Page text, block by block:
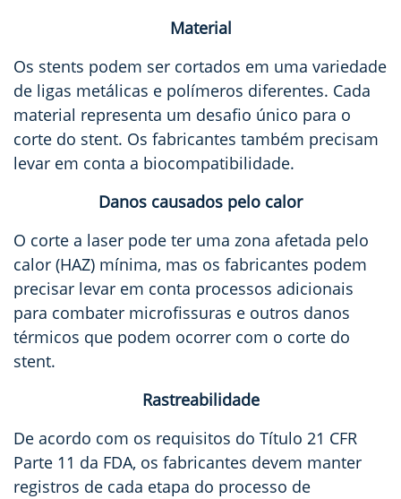
Material
Os stents podem ser cortados em uma variedade
de ligas metálicas e polímeros diferentes. Cada
material representa um desafio único para o
corte do stent. Os fabricantes também precisam
levar em conta a biocompatibilidade.
Danos causados pelo calor
O corte a laser pode ter uma zona afetada pelo
calor (HAZ) mínima, mas os fabricantes podem
precisar levar em conta processos adicionais
para combater microfissuras e outros danos
térmicos que podem ocorrer com o corte do
stent.
Rastreabilidade
De acordo com os requisitos do Título 21 CFR
Parte 11 da FDA, os fabricantes devem manter
registros de cada etapa do processo de